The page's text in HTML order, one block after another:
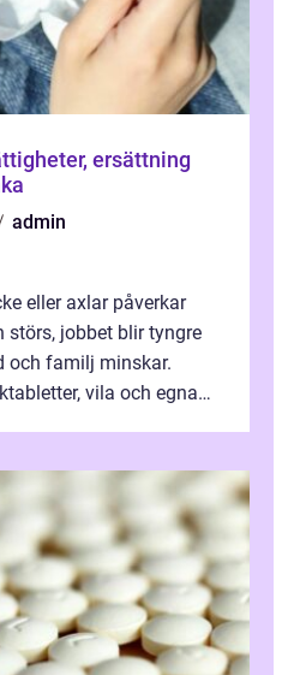
admin
eller axlar påverkar
störs, jobbet blir tyngre
och familj minskar.
vila och egna